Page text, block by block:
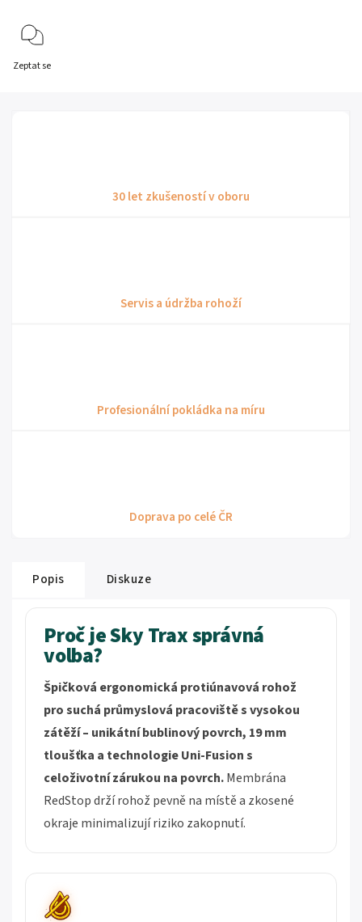
Zeptat se
30 let zkušeností v oboru
Servis a údržba rohoží
Profesionální pokládka na míru
Doprava po celé ČR
Popis Diskuze
Proč je Sky Trax správná
volba?
Špičková ergonomická protiúnavová rohož
pro suchá průmyslová pracoviště s vysokou
zátěží – unikátní bublinový povrch, 19 mm
tloušťka a technologie Uni-Fusion s
celoživotní zárukou na povrch.Membrána
RedStop drží rohož pevně na místě a zkosené
okraje minimalizují riziko zakopnutí.